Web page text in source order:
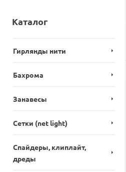
Каталог
Гирлянды нити
Бахрома
Занавесы
Сетки (net light)
Спайдеры, клиплайт,
дреды